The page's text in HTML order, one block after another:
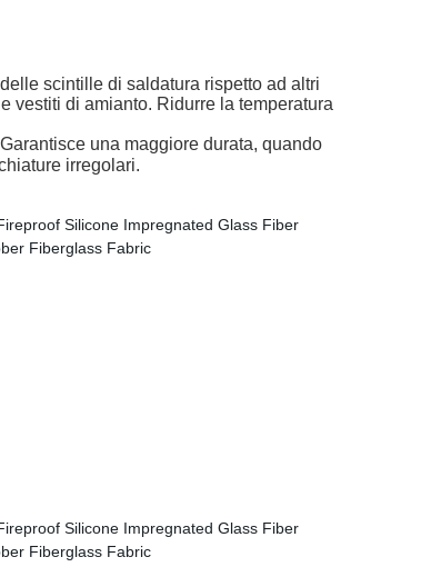
scintille di saldatura rispetto ad altri
vestiti di amianto. Ridurre la temperatura
una maggiore durata, quando
irregolari.